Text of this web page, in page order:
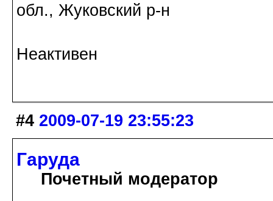
обл., Жуковский р-н
Неактивен
#4 2009-07-19 23:55:23
Гаруда
Почетный модератор